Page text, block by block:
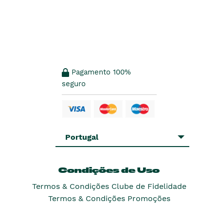
Pagamento 100%
seguro
Portugal
Condições de Uso
Termos & Condições Clube de Fidelidade
Termos & Condições Promoções